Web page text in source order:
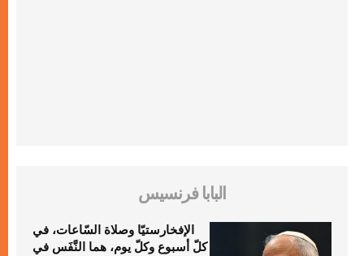
البابا فرنسيس
الإفخارستيّا وصلاة السّاعات، في
كلّ أسبوع وكلّ يوم، هما النَّفَس في